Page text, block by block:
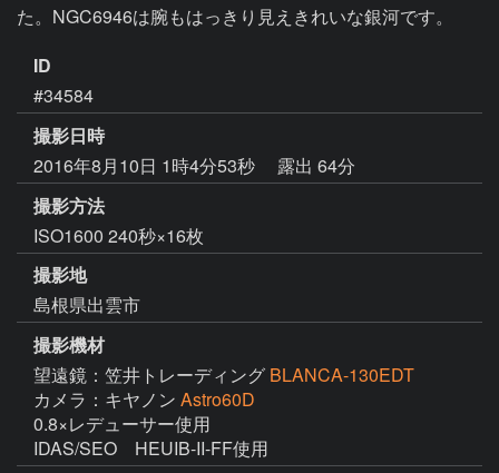
た。NGC6946は腕もはっきり見えきれいな銀河です。
ID
#34584
撮影日時
2016年8月10日 1時4分53秒
露出 64分
撮影方法
ISO1600 240秒×16枚
撮影地
島根県出雲市
撮影機材
望遠鏡：笠井トレーディング BLANCA-130EDT
カメラ：キヤノン Astro60D
0.8×レデューサー使用
IDAS/SEO　HEUIB-II-FF使用